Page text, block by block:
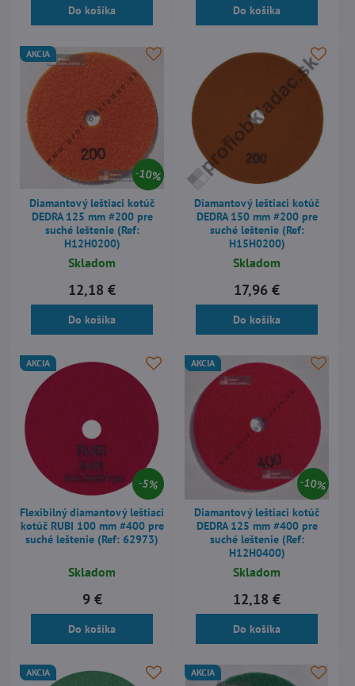
Do košíka Do košíka
10%
AKCIA
Diamantový leštiaci kotúč
DEDRA 125 mm #200 pre
suché leštenie (Ref:
H12H0200)
Skladom
12,18 €
Do košíka
Diamantový leštiaci kotúč
DEDRA 150 mm #200 pre
suché leštenie (Ref:
H15H0200)
Skladom
17,96 €
Do košíka
5%
AKCIA
Flexibilný diamantový leštiaci
kotúč RUBI 100 mm #400 pre
suché leštenie (Ref: 62973)
Skladom
9 €
Do košíka
10%
AKCIA
Diamantový leštiaci kotúč
DEDRA 125 mm #400 pre
suché leštenie (Ref:
H12H0400)
Skladom
12,18 €
Do košíka
AKCIA AKCIA